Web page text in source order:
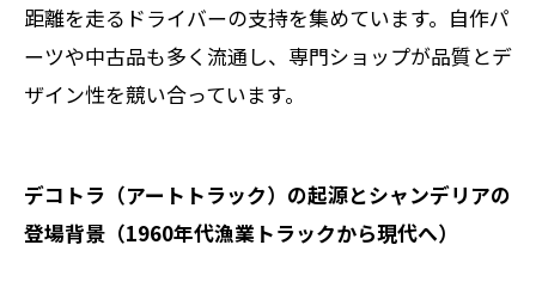
距離を走るドライバーの支持を集めています。自作パ
ーツや中古品も多く流通し、専門ショップが品質とデ
ザイン性を競い合っています。
デコトラ（アートトラック）の起源とシャンデリアの
登場背景（1960年代漁業トラックから現代へ）